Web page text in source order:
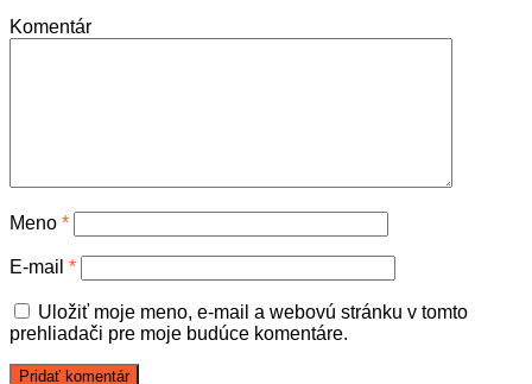
Komentár
Meno *
E-mail *
Uložiť moje meno, e-mail a webovú stránku v tomto
prehliadači pre moje budúce komentáre.